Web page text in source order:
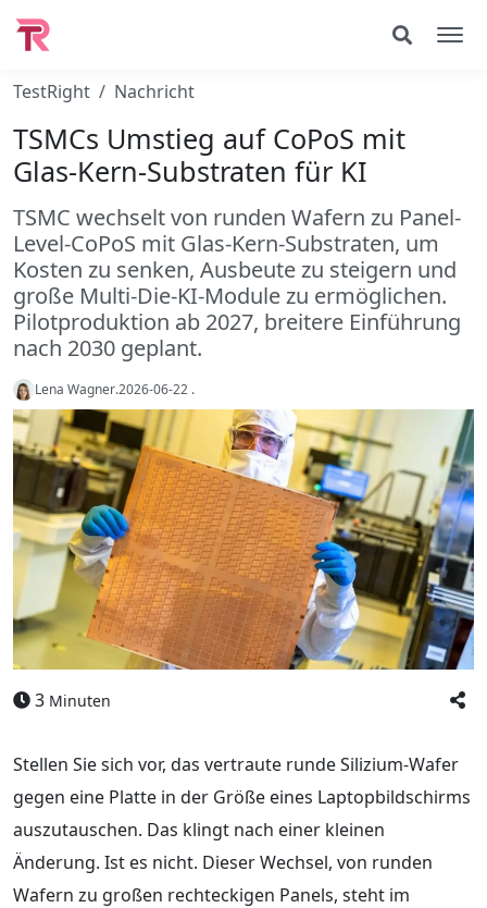
TestRight Nachricht
TSMCs Umstieg auf CoPoS mit
Glas-Kern-Substraten für KI
TSMC wechselt von runden Wafern zu Panel-
Level-CoPoS mit Glas-Kern-Substraten, um
Kosten zu senken, Ausbeute zu steigern und
große Multi-Die-KI-Module zu ermöglichen.
Pilotproduktion ab 2027, breitere Einführung
nach 2030 geplant.
Lena Wagner.2026-06-22 .
3 Minuten
Stellen Sie sich vor, das vertraute runde Silizium-Wafer
gegen eine Platte in der Größe eines Laptopbildschirms
auszutauschen. Das klingt nach einer kleinen
Änderung. Ist es nicht. Dieser Wechsel, von runden
Wafern zu großen rechteckigen Panels, steht im